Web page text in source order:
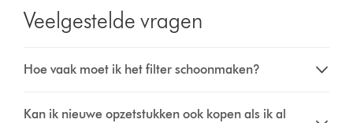
Veelgestelde vragen
Hoe vaak moet ik het filter schoonmaken?
Kan ik nieuwe opzetstukken ook kopen als ik al